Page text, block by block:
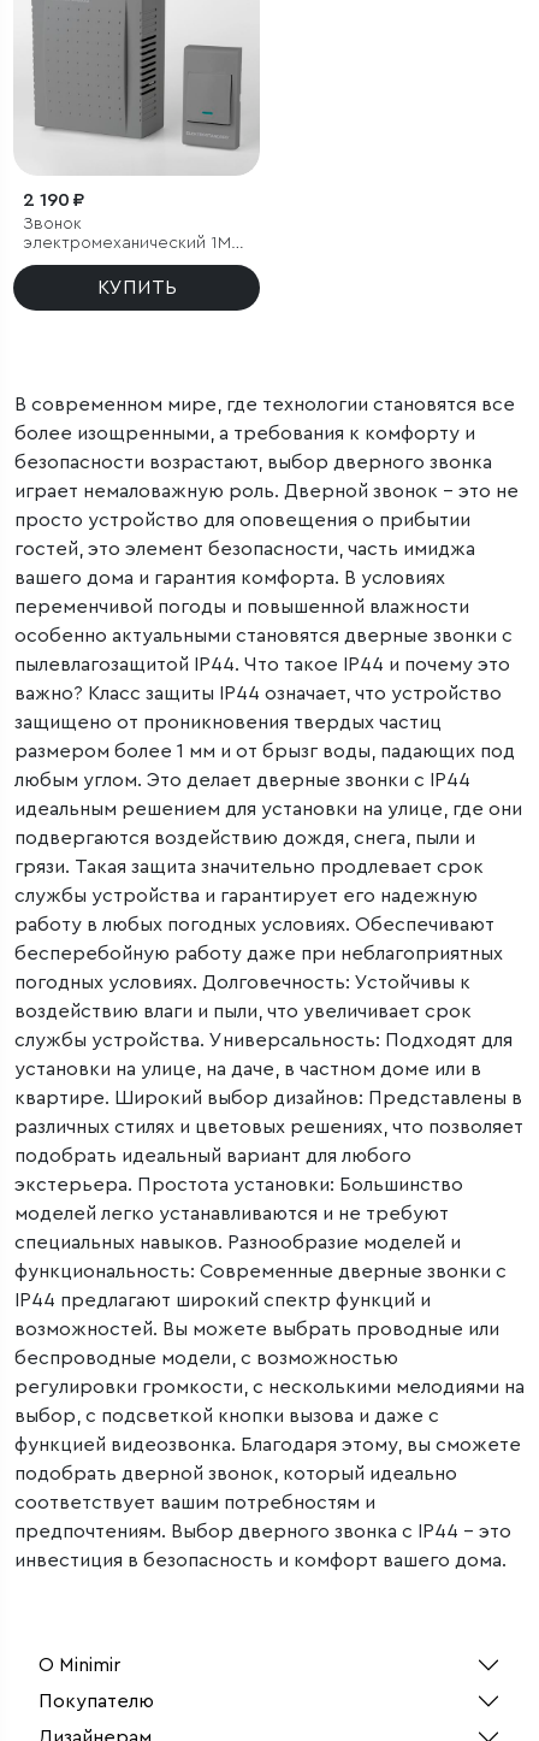
2 190 ₽
Звонок
электромеханический 1M
IP44
КУПИТЬ
В современном мире, где технологии становятся все
более изощренными, а требования к комфорту и
безопасности возрастают, выбор дверного звонка
играет немаловажную роль. Дверной звонок – это не
просто устройство для оповещения о прибытии
гостей, это элемент безопасности, часть имиджа
вашего дома и гарантия комфорта. В условиях
переменчивой погоды и повышенной влажности
особенно актуальными становятся дверные звонки с
пылевлагозащитой IP44. Что такое IP44 и почему это
важно? Класс защиты IP44 означает, что устройство
защищено от проникновения твердых частиц
размером более 1 мм и от брызг воды, падающих под
любым углом. Это делает дверные звонки с IP44
идеальным решением для установки на улице, где они
подвергаются воздействию дождя, снега, пыли и
грязи. Такая защита значительно продлевает срок
службы устройства и гарантирует его надежную
работу в любых погодных условиях. Обеспечивают
бесперебойную работу даже при неблагоприятных
погодных условиях. Долговечность: Устойчивы к
воздействию влаги и пыли, что увеличивает срок
службы устройства. Универсальность: Подходят для
установки на улице, на даче, в частном доме или в
квартире. Широкий выбор дизайнов: Представлены в
различных стилях и цветовых решениях, что позволяет
подобрать идеальный вариант для любого
экстерьера. Простота установки: Большинство
моделей легко устанавливаются и не требуют
специальных навыков. Разнообразие моделей и
функциональность: Современные дверные звонки с
IP44 предлагают широкий спектр функций и
возможностей. Вы можете выбрать проводные или
беспроводные модели, с возможностью
регулировки громкости, с несколькими мелодиями на
выбор, с подсветкой кнопки вызова и даже с
функцией видеозвонка. Благодаря этому, вы сможете
подобрать дверной звонок, который идеально
соответствует вашим потребностям и
предпочтениям. Выбор дверного звонка с IP44 – это
инвестиция в безопасность и комфорт вашего дома.
О Minimir
Покупателю
Дизайнерам